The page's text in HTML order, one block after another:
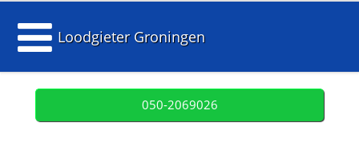
Loodgieter Groningen
050-2069026